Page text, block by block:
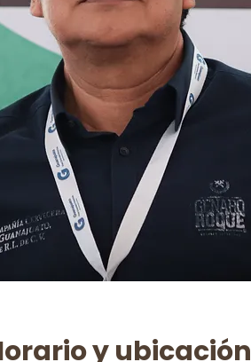
y ubicación